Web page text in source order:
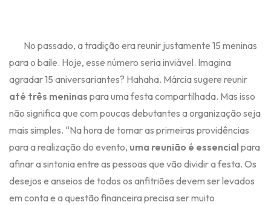
No passado, a tradição era reunir justamente 15 meninas
para o baile. Hoje, esse número seria inviável. Imagina
agradar 15 aniversariantes? Hahaha. Márcia sugere reunir
até três meninas para uma festa compartilhada. Mas isso
não significa que com poucas debutantes a organização seja
mais simples. “Na hora de tomar as primeiras providências
para a realização do evento, uma reunião é essencial para
afinar a sintonia entre as pessoas que vão dividir a festa. Os
desejos e anseios de todos os anfitriões devem ser levados
em conta e a questão financeira precisa ser muito